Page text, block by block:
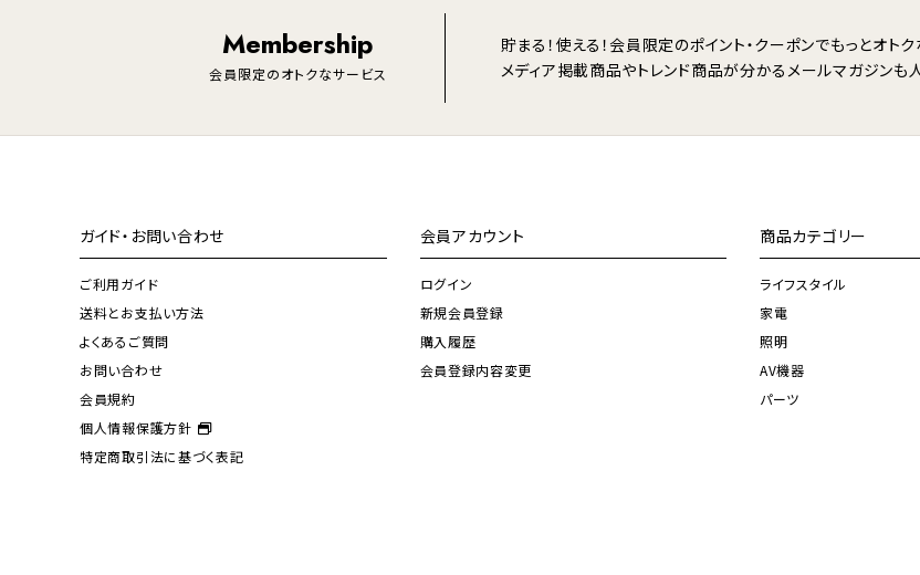
Membership
会員限定のオトクなサービス
貯まる！使える！会員限定のポイント・クーポンでもっとオト
メディア掲載商品やトレンド商品が分かるメールマガジンも
ガイド・お問い合わせ
ご利用ガイド
送料とお支払い方法
よくあるご質問
お問い合わせ
会員規約
個人情報保護方針
特定商取引法に基づく表記
会員アカウント
ログイン
新規会員登録
購入履歴
会員登録内容変更
商品カテゴリー
ライフスタイル
家電
照明
AV機器
パーツ